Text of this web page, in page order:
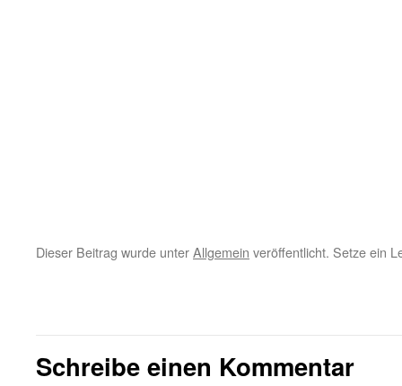
Dieser Beitrag wurde unterAllgemein veröffentlicht. Setze ein
Schreibe einen Kommentar